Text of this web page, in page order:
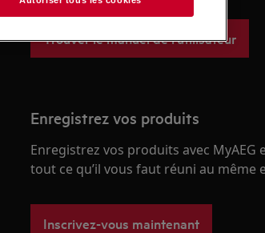
Trouver le manuel de l'utilisateur
Enregistrez vos produits
Enregistrez vos produits avec MyAEG
tout ce qu’il vous faut réuni au même
Inscrivez-vous maintenant